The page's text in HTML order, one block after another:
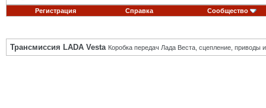
Регистрация Справка Сообщество
Трансмиссия LADA Vesta Коробка передач Лада Веста, сцепление, приводы и